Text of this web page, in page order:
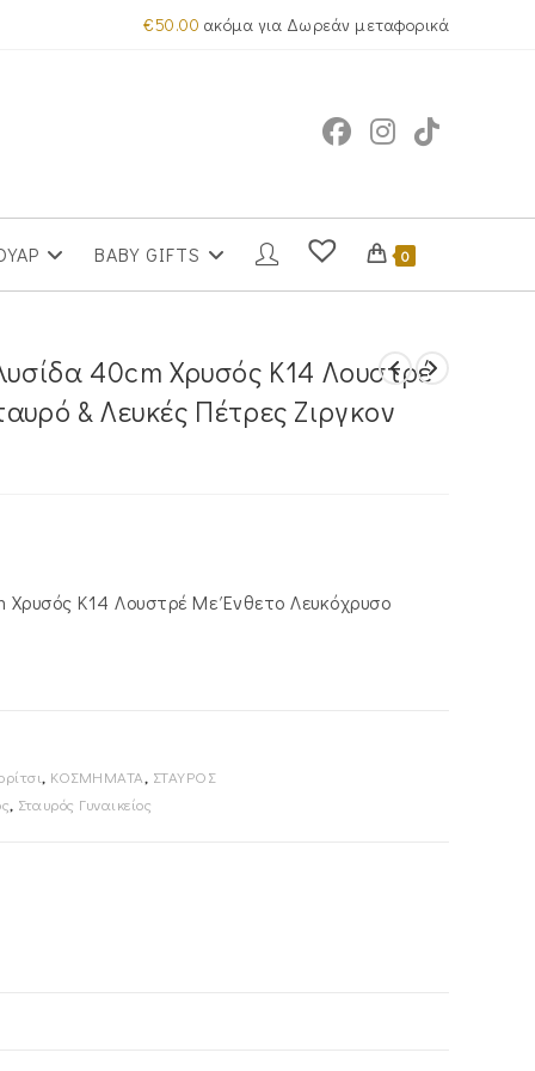
€50.00 ακόμα για Δωρεάν μεταφορικά
BABY GIFTS 0
40cm Χρυσός Κ14 Λουστρέ
& Λευκές Πέτρες Ζιργκον
Χρυσός Κ14 Λουστρέ Με Ένθετο Λευκόχρυσο
, ΚΟΣΜΗΜΑΤΑ, ΣΤΑΥΡΟΣ
, Σταυρός Γυναικείος